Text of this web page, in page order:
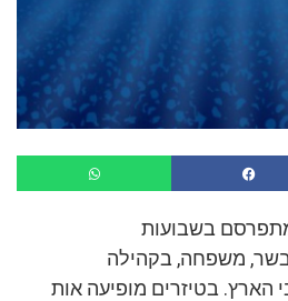
מתפרסם בשבועות
משפחה, בקהילה
הארץ. בטיזרים מופיעה אות